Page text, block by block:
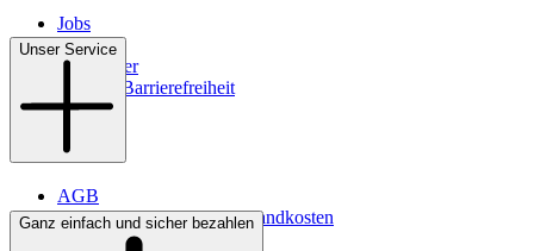
Jobs
Filialen
Newsletter
Digitale Barrierefreiheit
Unser Service
AGB
Lieferbedingungen & Versandkosten
Bezahlung
Ganz einfach und sicher bezahlen